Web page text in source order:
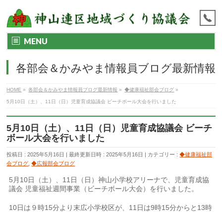
MENU
各部会＆かみやま情報員ブログ最新情報
HOME » 各部会＆かみやま情報員ブログ最新情報 » ◆健康福祉部会ブログ »
5月10日（土）、11日（日）児童育成協議会 ビーチボール大会を行いました
5月10日（土）、11日（日）児童育成協議会 ビーチ
ボール大会を行いました
投稿日 : 2025年5月16日 最終更新日時 : 2025年5月16日 カテゴリー :◆健康福祉部
会ブログ ,◆広報部会ブログ
5月10日（土）、11日（日）神山小学校アリーナで、児童育成協
議会 児童福祉週間事業（ビーチボール大会）を行いました。
10日は９時15分より末広小学校区が、11日は9時15分からと13時